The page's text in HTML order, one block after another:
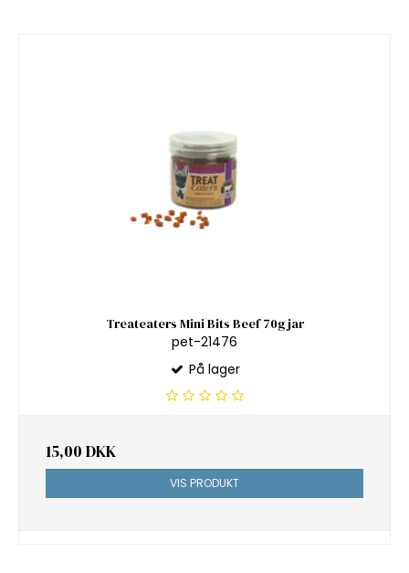
Treateaters Mini Bits Beef 70g jar
pet-21476
På lager
15,00 DKK
VIS PRODUKT